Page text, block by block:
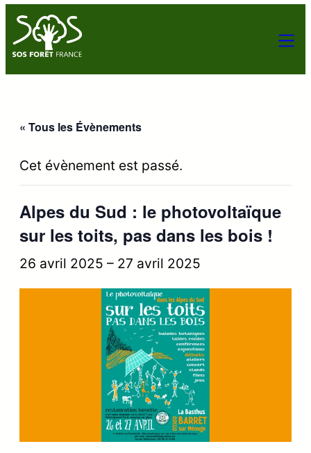
« Tous les Évènements
Cet évènement est passé.
Alpes du Sud : le photovoltaïque
sur les toits, pas dans les bois !
26 avril 2025 – 27 avril 2025